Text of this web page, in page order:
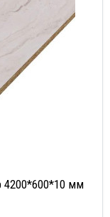
4200*600*10 мм